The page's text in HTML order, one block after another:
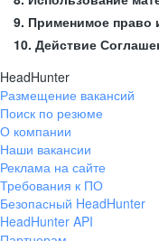
9. Применимое право
10. Действие
HeadHunter
Размещение вакансий
Поиск по резюме
О компании
Наши вакансии
Реклама на сайте
Требования к ПО
Безопасный HeadHunter
HeadHunter API